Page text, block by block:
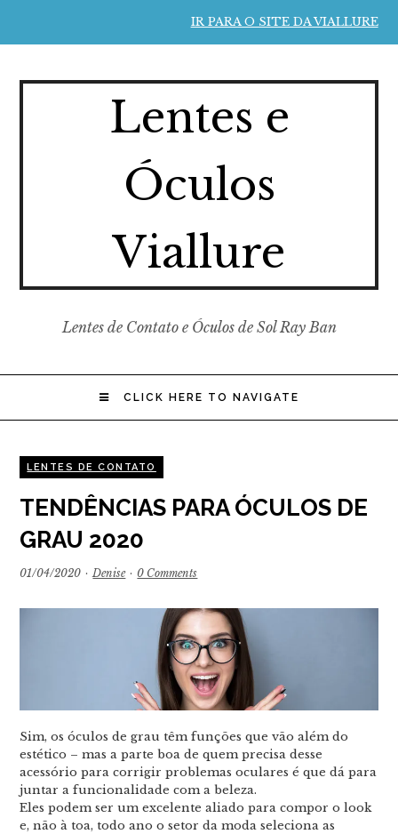
IR PARA O SITE DA VIALLURE
Lentes e
Óculos
Viallure
Lentes de Contato e Óculos de Sol Ray Ban
CLICK HERE TO NAVIGATE
LENTES DE CONTATO
TENDÊNCIAS PARA ÓCULOS DE
GRAU 2020
01/04/2020 · Denise · 0 Comments
Sim, os óculos de grau têm funções que vão além do
estético – mas a parte boa de quem precisa desse
acessório para corrigir problemas oculares é que dá para
juntar a funcionalidade com a beleza.
Eles podem ser um excelente aliado para compor o look
e, não à toa, todo ano o setor da moda seleciona as